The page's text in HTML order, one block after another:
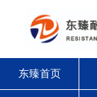
东臻首页